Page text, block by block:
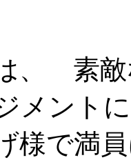
、 素
メント
様で満